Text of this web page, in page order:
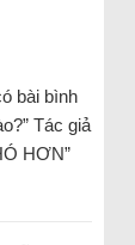
bài bình
Tác giả
HƠN”